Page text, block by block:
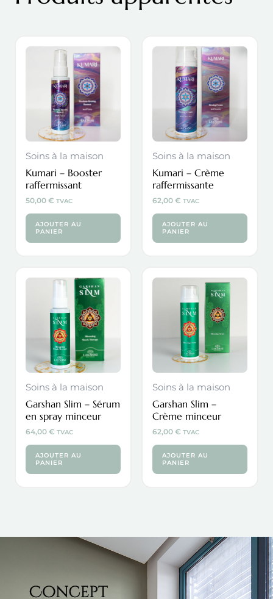
Soins à la maison
Kumari – Booster
raffermissant
50,00 € TVAC
AJOUTER AU
PANIER
Soins à la maison
Kumari – Crème
raffermissante
62,00 € TVAC
AJOUTER AU
PANIER
Soins à la maison
Garshan Slim – Sérum
en spray minceur
64,00 € TVAC
AJOUTER AU
PANIER
Soins à la maison
Garshan Slim –
Crème minceur
62,00 € TVAC
AJOUTER AU
PANIER